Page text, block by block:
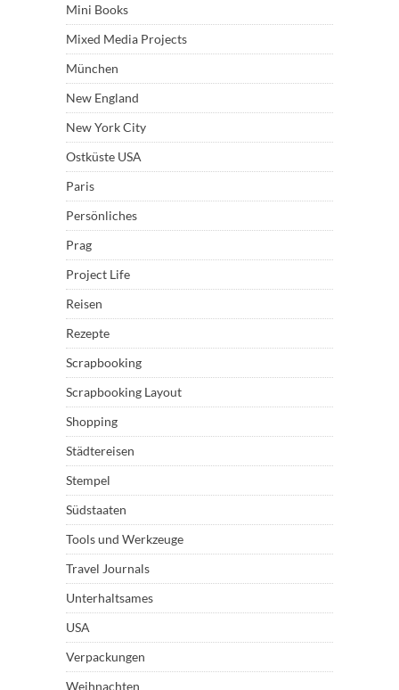
Mini Books
Mixed Media Projects
München
New England
New York City
Ostküste USA
Paris
Persönliches
Prag
Project Life
Reisen
Rezepte
Scrapbooking
Scrapbooking Layout
Shopping
Städtereisen
Stempel
Südstaaten
Tools und Werkzeuge
Travel Journals
Unterhaltsames
USA
Verpackungen
Weihnachten